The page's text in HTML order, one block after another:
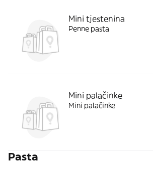
Mini tjestenina
Penne pasta
Mini palačinke
Mini palačinke
Pasta